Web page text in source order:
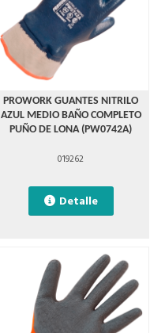
PROWORK GUANTES NITRILO
AZUL MEDIO BAÑO COMPLETO
PUÑO DE LONA (PW0742A)
019262
Detalle